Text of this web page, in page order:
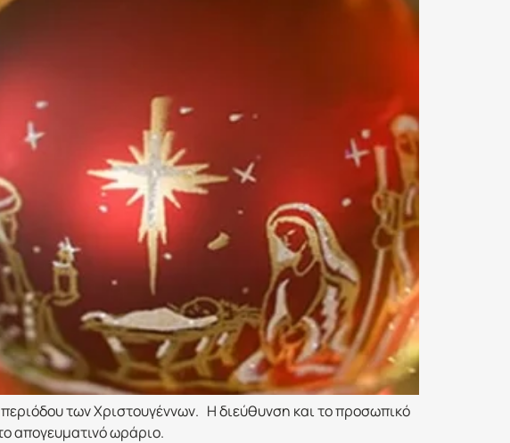
των Χριστουγέννων. Η διεύθυνση και το προσωπικό
απογευματινό ωράριο.